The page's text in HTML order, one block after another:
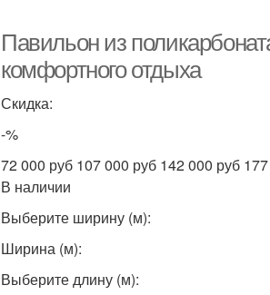
Павильон из
комфортного отдыха
Скидка:
-%
72 000 руб 107 000 руб 142 000 руб
В наличии
Выберите ширину (м):
Ширина (м):
Выберите длину (м):